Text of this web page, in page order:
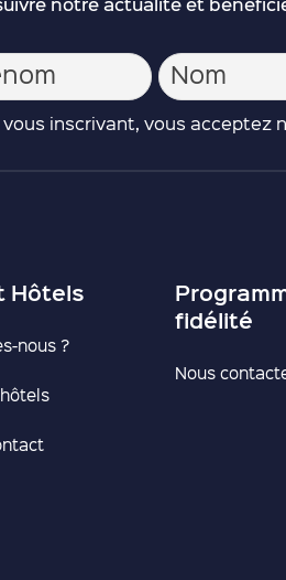
vous inscrivant, vous
Hôtels
nous ?
fidélité
Nous